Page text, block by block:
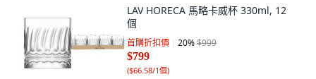
LAV HORECA 馬略卡威杯 330ml, 12
個
首購折扣價 20%$999
$799
($66.58/1個)